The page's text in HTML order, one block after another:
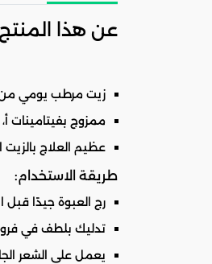
عن هذا المنتج
زيت مرطب يومي من
ممزوج بفيتامينات
عظيم العلاج بالزيت
طريقة الاستخدام:
رج العبوة جيدًا قبل
تدليك بلطف في
يعمل على الشعر